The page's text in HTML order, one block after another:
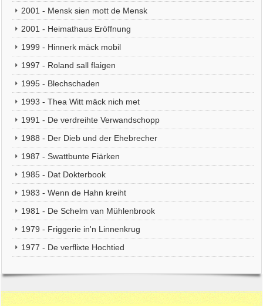
2001 - Mensk sien mott de Mensk
2001 - Heimathaus Eröffnung
1999 - Hinnerk mäck mobil
1997 - Roland sall flaigen
1995 - Blechschaden
1993 - Thea Witt mäck nich met
1991 - De verdreihte Verwandschopp
1988 - Der Dieb und der Ehebrecher
1987 - Swattbunte Fiärken
1985 - Dat Dokterbook
1983 - Wenn de Hahn kreiht
1981 - De Schelm van Mühlenbrook
1979 - Friggerie in'n Linnenkrug
1977 - De verflixte Hochtied